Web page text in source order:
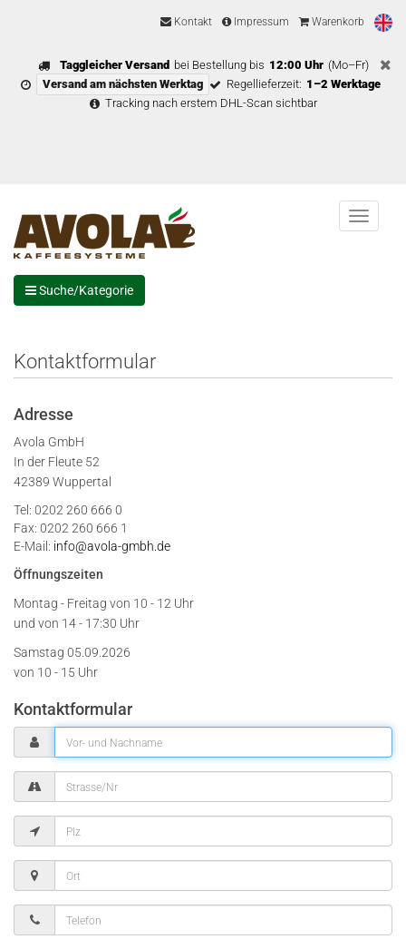
Kontakt Impressum Warenkorb
Taggleicher Versand bei Bestellung bis 12:00 Uhr (Mo–Fr)
Versand am nächsten Werktag
Regellieferzeit: 1–2 Werktage
Tracking nach erstem DHL-Scan sichtbar
Menu
Suche/Kategorie
Kontaktformular
Adresse
Avola GmbH
In der Fleute 52
42389 Wuppertal
Tel: 0202 260 666 0
Fax: 0202 260 666 1
E-Mail: info@avola-gmbh.de
Öffnungszeiten
Montag - Freitag von 10 - 12 Uhr
und von 14 - 17:30 Uhr
Samstag 05.09.2026
von 10 - 15 Uhr
Kontaktformular